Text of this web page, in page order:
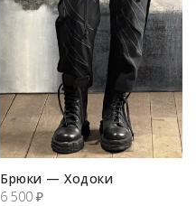
Брюки — Ходоки
6 500 ₽